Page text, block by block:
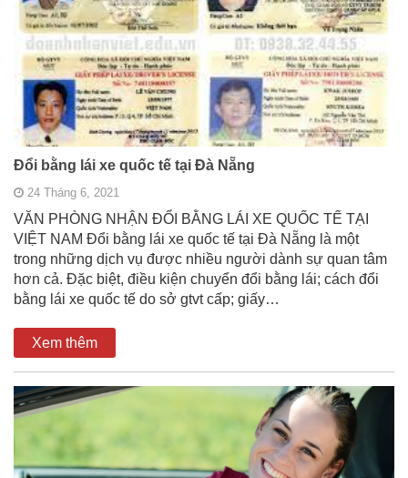
Đổi bằng lái xe quốc tế tại Đà Nẵng
24 Tháng 6, 2021
VĂN PHÒNG NHẬN ĐỔI BẰNG LÁI XE QUỐC TẾ TẠI
VIỆT NAM Đổi bằng lái xe quốc tế tại Đà Nẵng là một
trong những dịch vụ được nhiều người dành sự quan tâm
hơn cả. Đặc biệt, điều kiện chuyển đổi bằng lái; cách đổi
bằng lái xe quốc tế do sở gtvt cấp; giấy…
Xem thêm